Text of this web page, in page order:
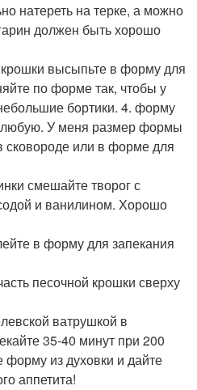
натереть на терке, а можно
должен быть хорошо
высыпьте в форму для
по форме так, чтобы у
бортики. 4. форму
У меня размер формы
или в форме для
смешайте творог с
и ванилином. Хорошо
в форму для запекания
песочной крошки сверху
ватрушкой в
35-40 минут при 200
форму из духовки и дайте
аппетита!